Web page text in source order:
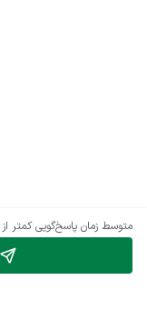
متوسط زمان پاسخ‌گویی کمتر از 1 ساعت